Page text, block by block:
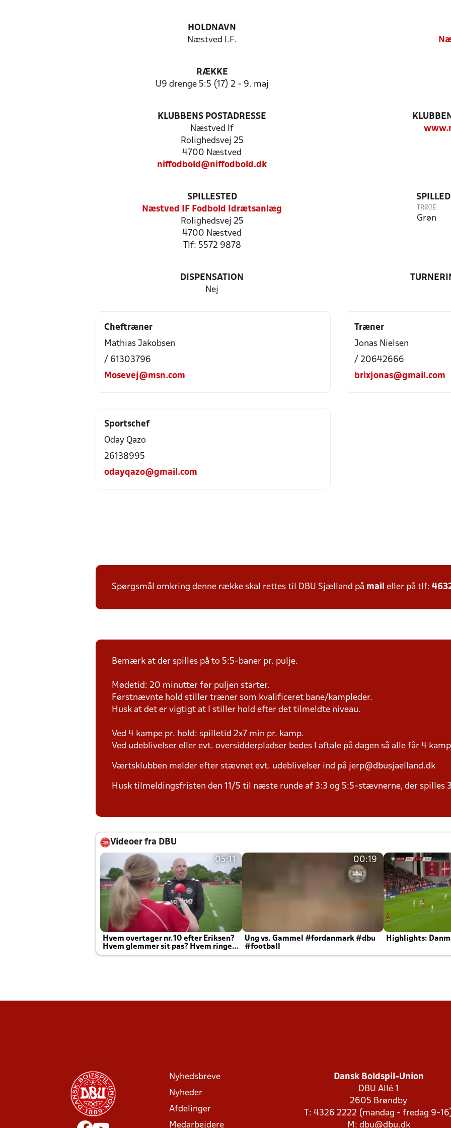
HOLDNAVN
Næstved I.F.
RÆKKE
U9 drenge 5:5 (17) 2 - 9. maj
KLUBBENS POSTADRESSE
Næstved If
Rolighedsvej 25
4700 Næstved
niffodbold@niffodbold.dk
SPILLESTED
Næstved IF Fodbold Idrætsanlæg
Rolighedsvej 25
4700 Næstved
Tlf: 5572 9878
TRØJE
Grøn
DISPENSATION
Nej
Cheftræner
Mathias Jakobsen
/ 61303796
Mosevej@msn.com
Træner
Jonas Nielsen
/ 20642666
brixjonas@gmail.com
Sportschef
Oday Qazo
26138995
odayqazo@gmail.com
Spørgsmål omkring denne række skal rettes til DBU Sjælland på mail eller på tlf:
Bemærk at der spilles på to 5:5-baner pr. pulje.
Mødetid: 20 minutter før puljen starter.
Førstnævnte hold stiller træner som kvalificeret bane/kampleder.
Husk at det er vigtigt at I stiller hold efter det tilmeldte niveau.
Ved 4 kampe pr. hold: spilletid 2x7 min pr. kamp.
Ved udeblivelser eller evt. oversidderpladser bedes I aftale på dagen så alle får 4
Værtsklubben melder efter stævnet evt. udeblivelser ind på jerp@dbusjaelland.dk
Husk tilmeldingsfristen den 11/5 til næste runde af 3:3 og 5:5-stævnerne, der spilles
Videoer fra DBU
05:11
Hvem overtager nr.10 efter Eriksen?
Hvem glemmer sit pas? Hvem ringer
Joachim altid til efter kampe?
00:19
Ung vs. Gammel #fordanmark #dbu
#football
Highlights:
Nyhedsbreve
Nyheder
Afdelinger
Medarbejdere
Dansk Boldspil-Union
DBU Allé 1
2605 Brøndby
T: 4326 2222 (mandag - fredag 9-
M: dbu@dbu.dk